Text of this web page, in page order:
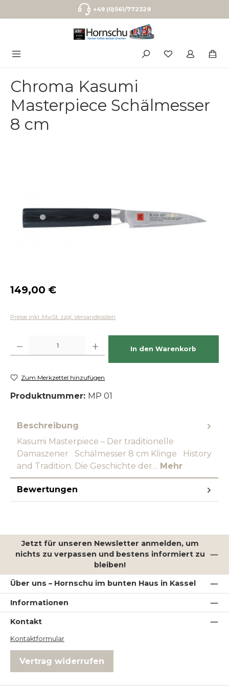
Zum Hauptinhalt springen+49 (0)561/772329
Chroma Kasumi
Masterpiece Schälmesser
8 cm
Regulärer Preis:
149,00 €
Preise inkl. MwSt. zzgl. Versandkosten
In den Warenkorb
Zum Merkzettel hinzufügen
Produktnummer: MP 01
Beschreibung
Kasumi Masterpiece – Der traditionelle
Damaszener Schälmesser 8 cm Klinge History
and Tradition. Die Geschichte der… Mehr
Bewertungen
Jetzt für unseren Newsletter anmelden, um
nichts zu verpassen und bestens informiert zu
bleiben!
Über uns – Hornschu im bunten Haus in Kassel
Informationen
Kontakt
Kontaktformular
Vertrag widerrufen